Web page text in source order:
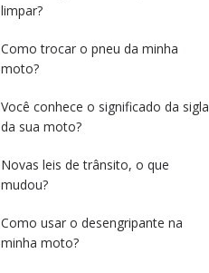
limpar?
Como trocar o pneu da minha
moto?
Você conhece o significado da sigla
da sua moto?
Novas leis de trânsito, o que
mudou?
Como usar o desengripante na
minha moto?